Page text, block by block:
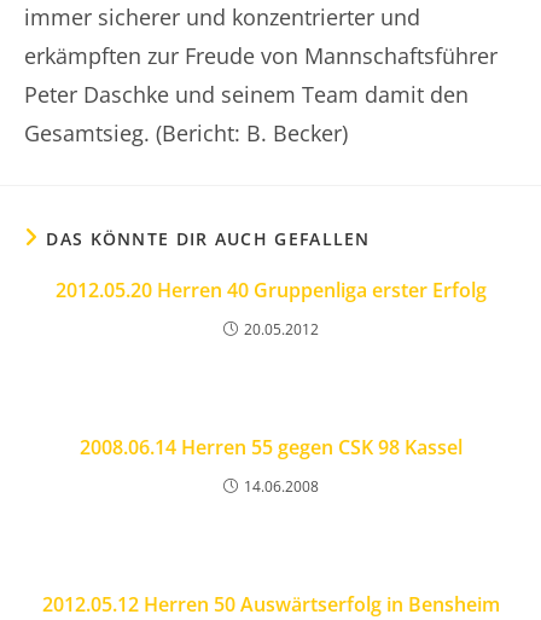
immer sicherer und konzentrierter und
erkämpften zur Freude von Mannschaftsführer
Peter Daschke und seinem Team damit den
Gesamtsieg. (Bericht: B. Becker)
DAS KÖNNTE DIR AUCH GEFALLEN
2012.05.20 Herren 40 Gruppenliga erster Erfolg
20.05.2012
2008.06.14 Herren 55 gegen CSK 98 Kassel
14.06.2008
2012.05.12 Herren 50 Auswärtserfolg in Bensheim